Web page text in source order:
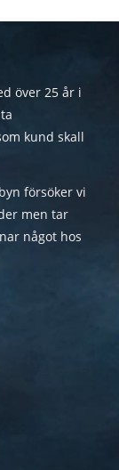
över 25 år i
kund skall
försöker vi
men tar
något hos